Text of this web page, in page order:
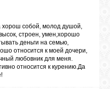
собой, молод душой,
строен, умен,хорошо
деньги на семью,
относится к моей дочери,
любовник для меня.
относится к курению.Да